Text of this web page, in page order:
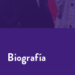
Biografía